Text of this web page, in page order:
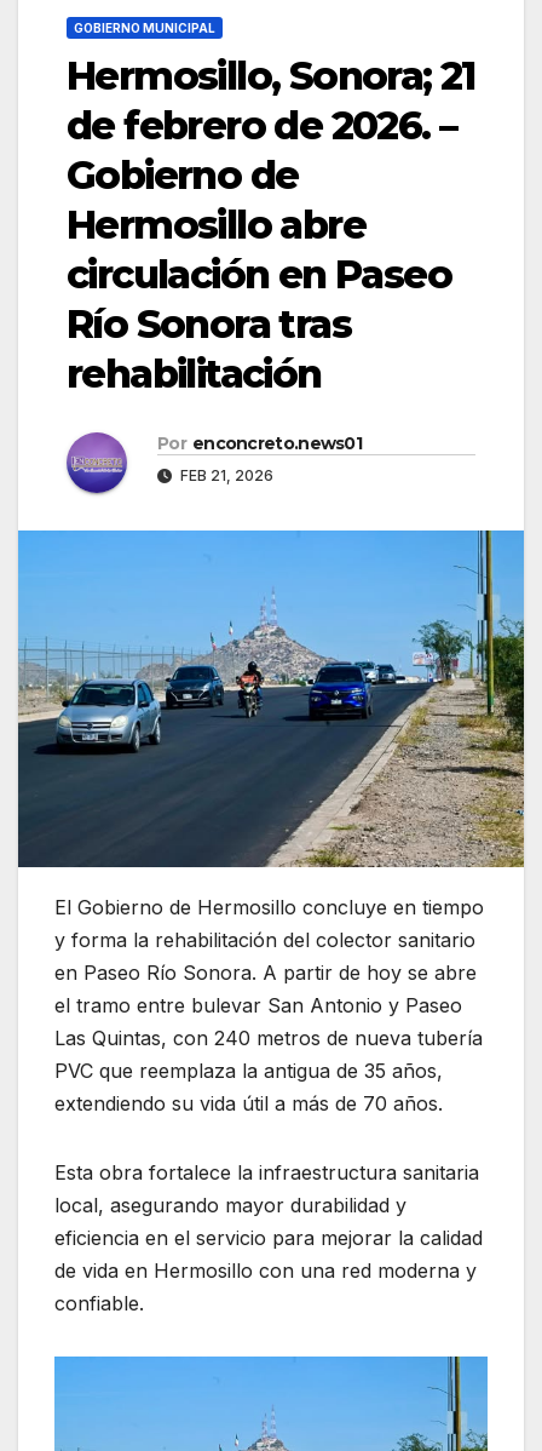
GOBIERNO MUNICIPAL
Hermosillo, Sonora; 21
de febrero de 2026. –
Gobierno de
Hermosillo abre
circulación en Paseo
Río Sonora tras
rehabilitación
Por enconcreto.news01
FEB 21, 2026
El Gobierno de Hermosillo concluye en tiempo
y forma la rehabilitación del colector sanitario
en Paseo Río Sonora. A partir de hoy se abre
el tramo entre bulevar San Antonio y Paseo
Las Quintas, con 240 metros de nueva tubería
PVC que reemplaza la antigua de 35 años,
extendiendo su vida útil a más de 70 años.
Esta obra fortalece la infraestructura sanitaria
local, asegurando mayor durabilidad y
eficiencia en el servicio para mejorar la calidad
de vida en Hermosillo con una red moderna y
confiable.